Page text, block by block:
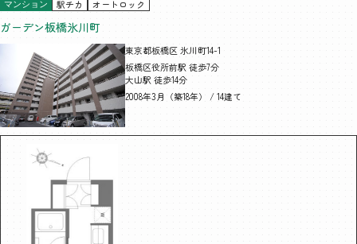
マンション 駅チカ オートロック
ガーデン板橋氷川町
東京都板橋区 氷川町14-1
板橋区役所前駅 徒歩7分
大山駅 徒歩14分
2008年3月（築18年） / 14建て